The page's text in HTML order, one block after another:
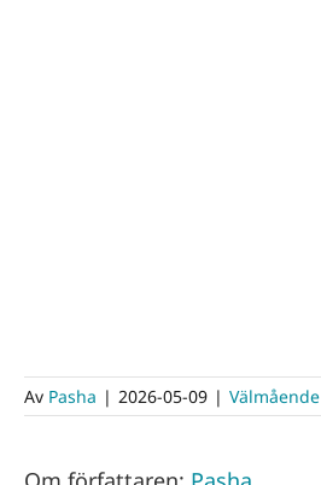
Av Pasha | 2026-05-09 | Välmående